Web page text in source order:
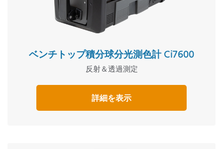
ベンチトップ積分球分光測色計 Ci7600
反射＆透過測定
詳細を表示